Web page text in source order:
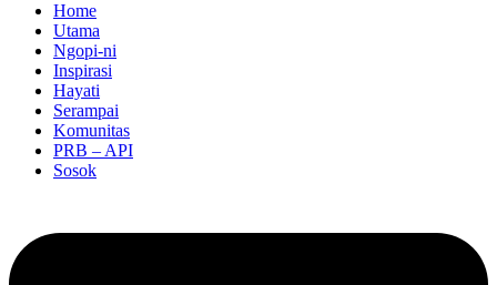
Home
Utama
Ngopi-ni
Inspirasi
Hayati
Serampai
Komunitas
PRB – API
Sosok